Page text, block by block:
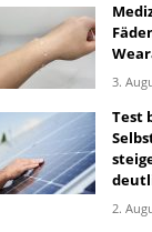
3.
Test
2.